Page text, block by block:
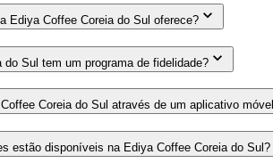
Ediya Coffee Coreia do Sul oferece?
Sul tem um programa de fidelidade?
Coreia do Sul através de um aplicativo
estão disponíveis na Ediya Coffee Coreia do Sul?